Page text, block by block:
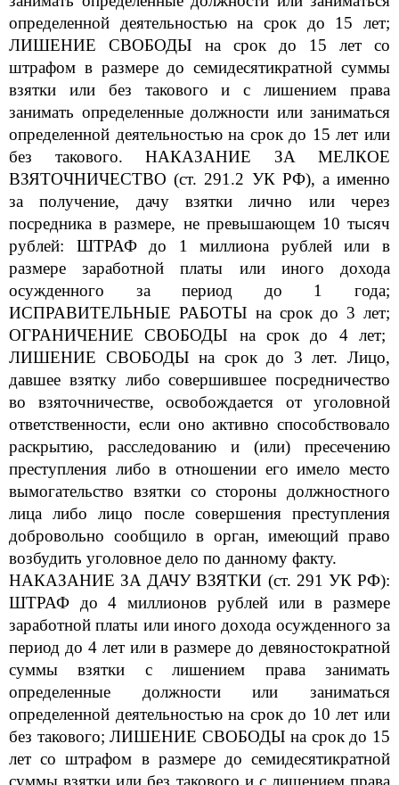
определенной деятельностью на срок до 15 лет;
ЛИШЕНИЕ СВОБОДЫ на срок до 15 лет со
штрафом в размере до семидесятикратной суммы
взятки или без такового и с лишением права
занимать определенные должности или заниматься
определенной деятельностью на срок до 15 лет или
без такового. НАКАЗАНИЕ ЗА МЕЛКОЕ
ВЗЯТОЧНИЧЕСТВО (ст. 291.2 УК РФ), а именно
за получение, дачу взятки лично или через
посредника в размере, не превышающем 10 тысяч
рублей: ШТРАФ до 1 миллиона рублей или в
размере заработной платы или иного дохода
осужденного за период до 1 года;
ИСПРАВИТЕЛЬНЫЕ РАБОТЫ на срок до 3 лет;
ОГРАНИЧЕНИЕ СВОБОДЫ на срок до 4 лет;
ЛИШЕНИЕ СВОБОДЫ на срок до 3 лет. Лицо,
давшее взятку либо совершившее посредничество
во взяточничестве, освобождается от уголовной
ответственности, если оно активно способствовало
раскрытию, расследованию и (или) пресечению
преступления либо в отношении его имело место
вымогательство взятки со стороны должностного
лица либо лицо после совершения преступления
добровольно сообщило в орган, имеющий право
возбудить уголовное дело по данному факту.
НАКАЗАНИЕ ЗА ДАЧУ ВЗЯТКИ (ст. 291 УК РФ):
ШТРАФ до 4 миллионов рублей или в размере
заработной платы или иного дохода осужденного за
период до 4 лет или в размере до девяностократной
суммы взятки с лишением права занимать
определенные должности или заниматься
определенной деятельностью на срок до 10 лет или
без такового; ЛИШЕНИЕ СВОБОДЫ на срок до 15
лет со штрафом в размере до семидесятикратной
суммы взятки или без такового и с лишением права